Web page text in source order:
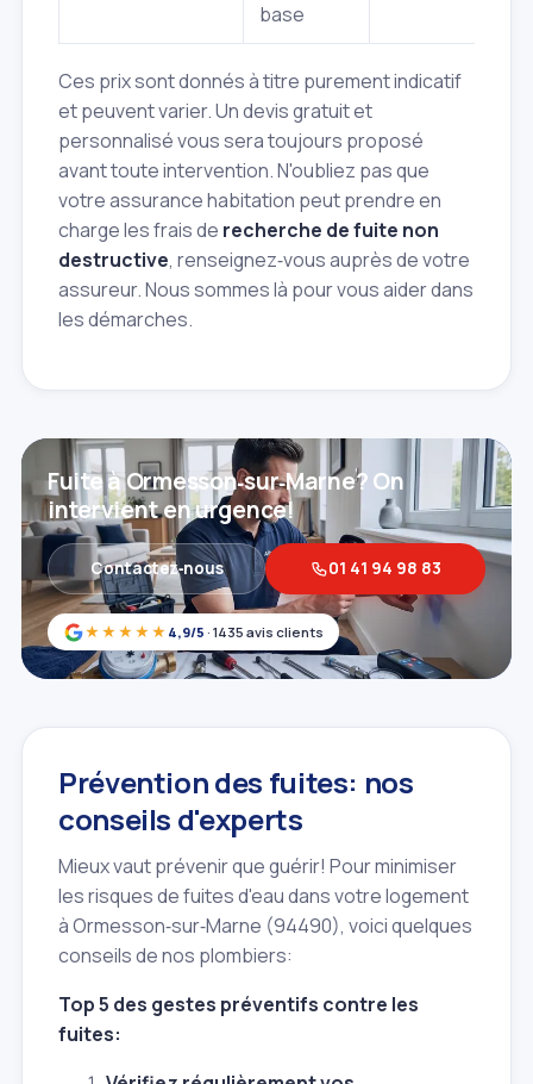
base
Ces prix sont donnés à titre purement indicatif
et peuvent varier. Un devis gratuit et
personnalisé vous sera toujours proposé
avant toute intervention. N'oubliez pas que
votre assurance habitation peut prendre en
charge les frais de recherche de fuite non
destructive, renseignez‑vous auprès de votre
assureur. Nous sommes là pour vous aider dans
les démarches.
★★★★★ 4,9/5 · 1435 avis clients
Fuite à Ormesson‑sur‑Marne? On
intervient en urgence!
Contactez‑nous 01 41 94 98 83
Prévention des fuites: nos
conseils d'experts
Mieux vaut prévenir que guérir! Pour minimiser
les risques de fuites d'eau dans votre logement
à Ormesson‑sur‑Marne (94490), voici quelques
conseils de nos plombiers:
Top 5 des gestes préventifs contre les
fuites: